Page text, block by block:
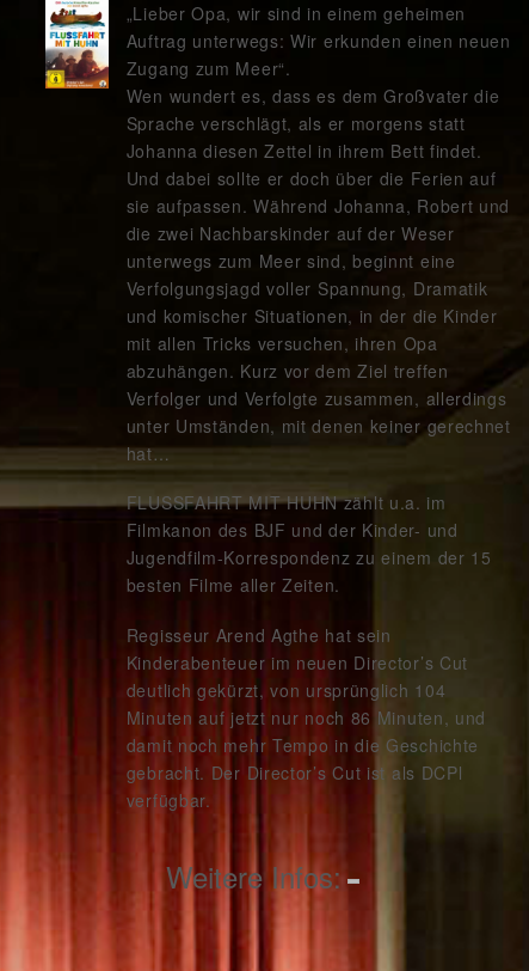
„Lieber Opa, wir sind in einem geheimen
Auftrag unterwegs: Wir erkunden einen neuen
Zugang zum Meer“.
Wen wundert es, dass es dem Großvater die
Sprache verschlägt, als er morgens statt
Johanna diesen Zettel in ihrem Bett findet.
Und dabei sollte er doch über die Ferien auf
sie aufpassen. Während Johanna, Robert und
die zwei Nachbarskinder auf der Weser
unterwegs zum Meer sind, beginnt eine
Verfolgungsjagd voller Spannung, Dramatik
und komischer Situationen, in der die Kinder
mit allen Tricks versuchen, ihren Opa
abzuhängen. Kurz vor dem Ziel treffen
Verfolger und Verfolgte zusammen, allerdings
unter Umständen, mit denen keiner gerechnet
hat…
FLUSSFAHRT MIT HUHN zählt u.a. im
Filmkanon des BJF und der Kinder- und
Jugendfilm-Korrespondenz zu einem der 15
besten Filme aller Zeiten.
Regisseur Arend Agthe hat sein
Kinderabenteuer im neuen Director’s Cut
deutlich gekürzt, von ursprünglich 104
Minuten auf jetzt nur noch 86 Minuten, und
damit noch mehr Tempo in die Geschichte
gebracht. Der Director’s Cut ist als DCPl
verfügbar.
Weitere Infos: